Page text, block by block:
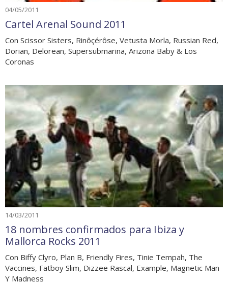
04/05/2011
Cartel Arenal Sound 2011
Con Scissor Sisters, Rinôçérôse, Vetusta Morla, Russian Red,
Dorian, Delorean, Supersubmarina, Arizona Baby & Los
Coronas
14/03/2011
18 nombres confirmados para Ibiza y
Mallorca Rocks 2011
Con Biffy Clyro, Plan B, Friendly Fires, Tinie Tempah, The
Vaccines, Fatboy Slim, Dizzee Rascal, Example, Magnetic Man
Y Madness